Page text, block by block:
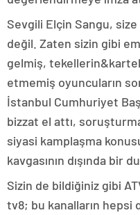
Sevgili Elçin Sangu,
değil. Zaten sizin gibi
gelmiş,
etmemiş oyuncuların
İstanbul Cumhuriyet
bizzat el attı,
siyasi kamplaşma
kavgasının dışında bir
Sizin de bildiğiniz gibi
tv8; bu kanalların hepsi